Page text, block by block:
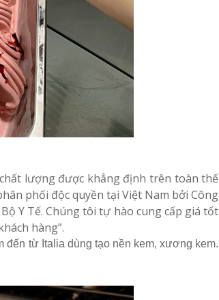
lượng được khẳng định trên toàn thế
phối độc quyền tại Việt Nam bởi Công
Y Tế. Chúng tôi tự hào cung cấp giá tốt
hàng”.
từ Italia dùng tạo nền kem, xương kem.